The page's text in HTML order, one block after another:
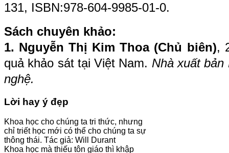
131, ISBN:978-604-9985-01-0.
Sách chuyên khảo:
1. Nguyễn Thị Kim Thoa (Chủ biên),
quả khảo sát tại Việt Nam. Nhà xuất
nghệ.
Lời hay ý đẹp
Khoa học cho chúng ta tri thức, nhưng
chỉ triết học mới có thể cho chúng ta sự
thông thái. Tác giả: Will Durant
Khoa học mà thiếu tôn giáo thì khập